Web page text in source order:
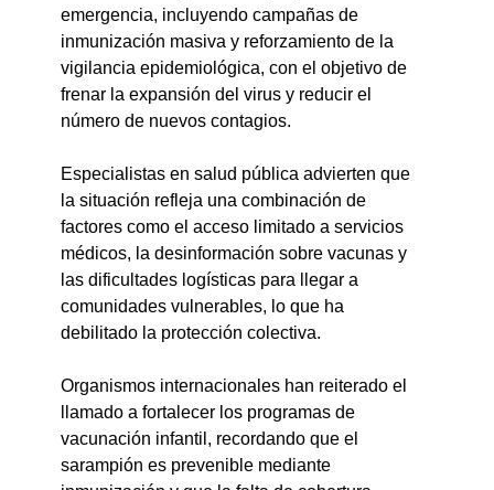
emergencia, incluyendo campañas de
inmunización masiva y reforzamiento de la
vigilancia epidemiológica, con el objetivo de
frenar la expansión del virus y reducir el
número de nuevos contagios.
Especialistas en salud pública advierten que
la situación refleja una combinación de
factores como el acceso limitado a servicios
médicos, la desinformación sobre vacunas y
las dificultades logísticas para llegar a
comunidades vulnerables, lo que ha
debilitado la protección colectiva.
Organismos internacionales han reiterado el
llamado a fortalecer los programas de
vacunación infantil, recordando que el
sarampión es prevenible mediante